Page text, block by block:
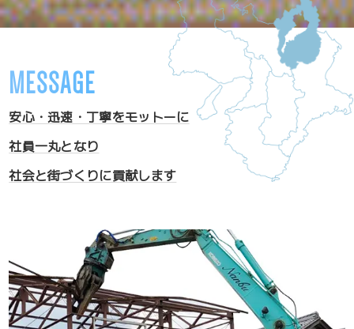
MESSAGE
安心・迅速・丁寧をモットーに
社員一丸となり
社会と街づくりに貢献します